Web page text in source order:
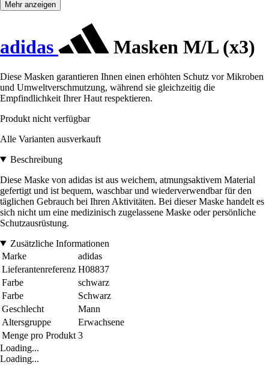
Mehr anzeigen
adidas Masken M/L (x3)
Diese Masken garantieren Ihnen einen erhöhten Schutz vor Mikroben
und Umweltverschmutzung, während sie gleichzeitig die
Empfindlichkeit Ihrer Haut respektieren.
Produkt nicht verfügbar
Alle Varianten ausverkauft
Beschreibung
Diese Maske von adidas ist aus weichem, atmungsaktivem Material
gefertigt und ist bequem, waschbar und wiederverwendbar für den
täglichen Gebrauch bei Ihren Aktivitäten. Bei dieser Maske handelt es
sich nicht um eine medizinisch zugelassene Maske oder persönliche
Schutzausrüstung.
Zusätzliche Informationen
Marke
adidas
Lieferantenreferenz H08837
Farbe
schwarz
Farbe
Schwarz
Geschlecht
Mann
Altersgruppe
Erwachsene
Menge pro Produkt 3
Loading...
Loading...